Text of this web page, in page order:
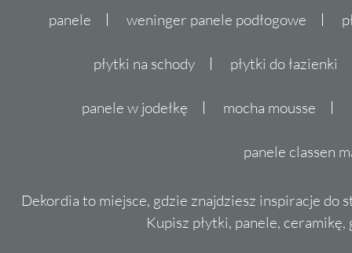
panele weninger panele podłogowe
płytki na schody płytki do łazienki
panele w jodełkę mocha mousse
panele classen
Dekordia to miejsce, gdzie znajdziesz inspiracje do
Kupisz płytki, panele,